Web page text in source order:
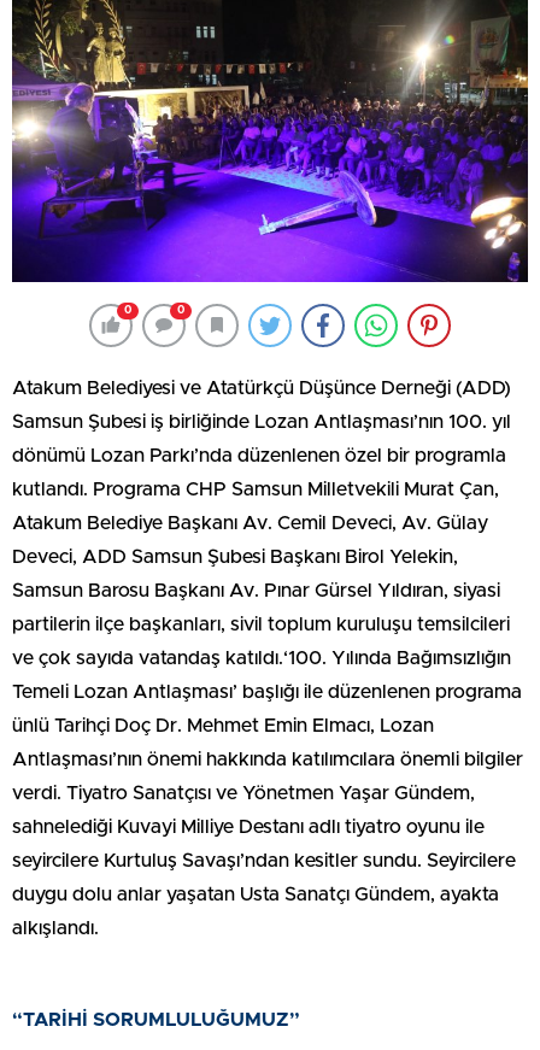
0 0
Atakum Belediyesi ve Atatürkçü Düşünce Derneği (ADD)
Samsun Şubesi iş birliğinde Lozan Antlaşması’nın 100. yıl
dönümü Lozan Parkı’nda düzenlenen özel bir programla
kutlandı. Programa CHP Samsun Milletvekili Murat Çan,
Atakum Belediye Başkanı Av. Cemil Deveci, Av. Gülay
Deveci, ADD Samsun Şubesi Başkanı Birol Yelekin,
Samsun Barosu Başkanı Av. Pınar Gürsel Yıldıran, siyasi
partilerin ilçe başkanları, sivil toplum kuruluşu temsilcileri
ve çok sayıda vatandaş katıldı.‘100. Yılında Bağımsızlığın
Temeli Lozan Antlaşması’ başlığı ile düzenlenen programa
ünlü Tarihçi Doç Dr. Mehmet Emin Elmacı, Lozan
Antlaşması’nın önemi hakkında katılımcılara önemli bilgiler
verdi. Tiyatro Sanatçısı ve Yönetmen Yaşar Gündem,
sahnelediği Kuvayi Milliye Destanı adlı tiyatro oyunu ile
seyircilere Kurtuluş Savaşı’ndan kesitler sundu. Seyircilere
duygu dolu anlar yaşatan Usta Sanatçı Gündem, ayakta
alkışlandı.
“TARİHİ SORUMLULUĞUMUZ”